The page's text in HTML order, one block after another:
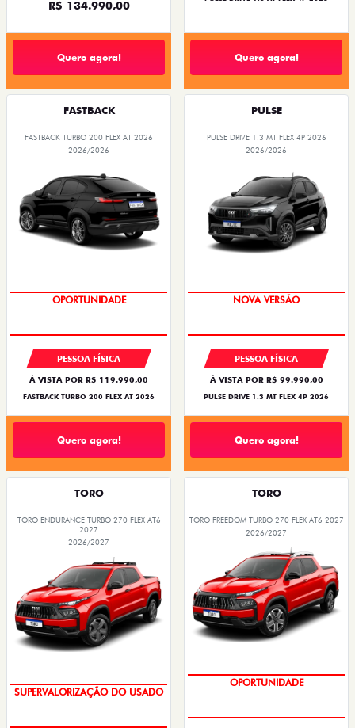
R$ 134.990,00
Quero agora! Quero agora!
FASTBACK
FASTBACK TURBO 200 FLEX AT 2026
2026/2026
OPORTUNIDADE
PESSOA FÍSICA
À VISTA POR R$ 119.990,00
FASTBACK TURBO 200 FLEX AT 2026
Quero agora!
PULSE
PULSE DRIVE 1.3 MT FLEX 4P 2026
2026/2026
PESSOA FÍSICA
À VISTA POR R$ 99.990,00
PULSE DRIVE 1.3 MT FLEX 4P 2026
Quero agora!
TORO
TORO ENDURANCE TURBO 270 FLEX AT6
2027
2026/2027
TORO
TORO FREEDOM TURBO 270 FLEX AT6 2027
2026/2027